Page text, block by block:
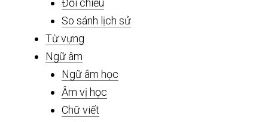
Đối chiếu
So sánh lịch sử
Từ vựng
Ngữ âm
Ngữ âm học
Âm vị học
Chữ viết